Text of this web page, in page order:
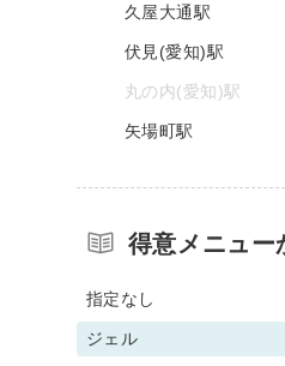
久屋大通駅
伏見(愛知)駅
丸の内(愛知)駅
矢場町駅
得意メニュー
指定なし
ジェル